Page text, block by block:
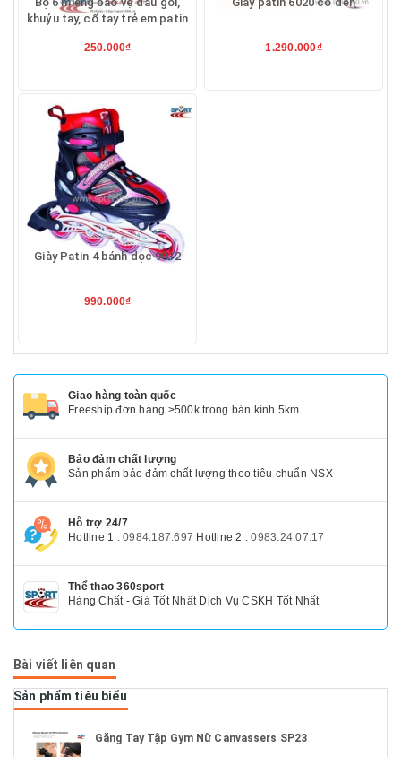
khuỷu tay, cổ tay trẻ em patin
250.000₫ 1.290.000₫
Giày Patin 4 bánh dọc 9012
990.000₫
Giao hàng toàn quốc
Freeship đơn hàng >500k trong bán kính 5km
Bảo đảm chất lượng
Sản phẩm bảo đảm chất lượng theo tiêu chuẩn NSX
Hỗ trợ 24/7
Hotline 1 : 0984.187.697 Hotline 2 :0983.24.07.17
Thể thao 360sport
Hàng Chất - Giá Tốt Nhất Dịch Vụ CSKH Tốt Nhất
Bài viết liên quan
Sản phẩm tiêu biểu
Găng Tay Tập Gym Nữ Canvassers SP23